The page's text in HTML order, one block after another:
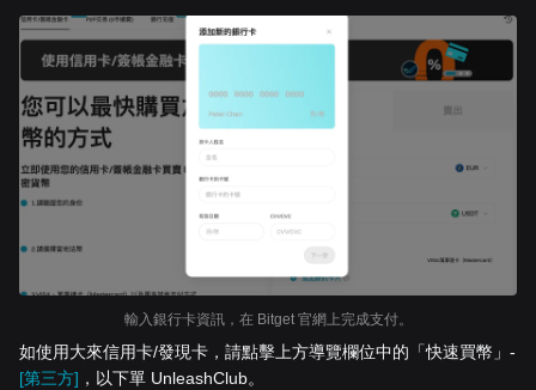
輸入銀行卡資訊，在 Bitget 官網上完成支付。
如使用大來信用卡/發現卡，請點擊上方導覽欄位中的「快速買幣」-
[第三方] ，以下單 UnleashClub。